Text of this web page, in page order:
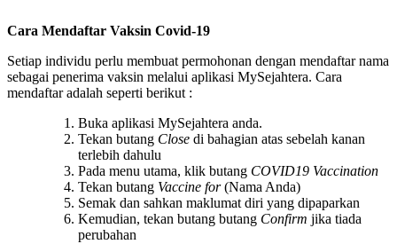
Cara Mendaftar Vaksin Covid-19
Setiap individu perlu membuat permohonan dengan mendaftar nama
sebagai penerima vaksin melalui aplikasi MySejahtera. Cara
mendaftar adalah seperti berikut :
Buka aplikasi MySejahtera anda.
Tekan butang Close di bahagian atas sebelah kanan
terlebih dahulu
Pada menu utama, klik butang COVID19 Vaccination
Tekan butang Vaccine for(Nama Anda)
Semak dan sahkan maklumat diri yang dipaparkan
Kemudian, tekan butang butang Confirm jika tiada
perubahan